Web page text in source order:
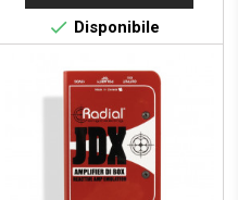
 Disponibile